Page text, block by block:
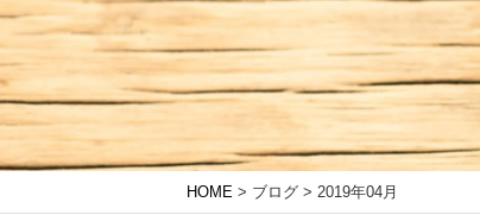
HOME > ブログ > 2019年04月